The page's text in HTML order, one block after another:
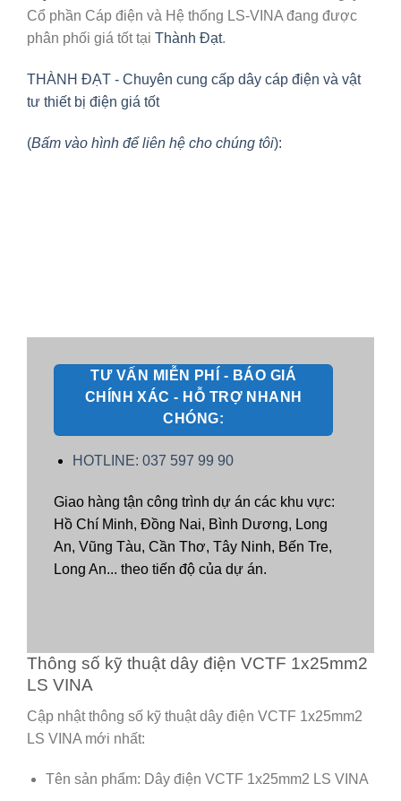
Cổ phần Cáp điện và Hệ thống LS-VINA đang được
phân phối giá tốt tại Thành Đạt.
THÀNH ĐẠT - Chuyên cung cấp dây cáp điện và vật
tư thiết bị điện giá tốt
(Bấm vào hình để liên hệ cho chúng tôi):
TƯ VẤN MIỄN PHÍ - BÁO GIÁ
CHÍNH XÁC - HỖ TRỢ NHANH
CHÓNG:
HOTLINE: 037 597 99 90
Giao hàng tận công trình dự án các khu vực:
Hồ Chí Minh, Đồng Nai, Bình Dương, Long
An, Vũng Tàu, Cần Thơ, Tây Ninh, Bến Tre,
Long An... theo tiến độ của dự án.
Thông số kỹ thuật dây điện VCTF 1x25mm2
LS VINA
Cập nhật thông số kỹ thuật dây điện VCTF 1x25mm2
LS VINA mới nhất:
Tên sản phẩm: Dây điện VCTF 1x25mm2 LS VINA